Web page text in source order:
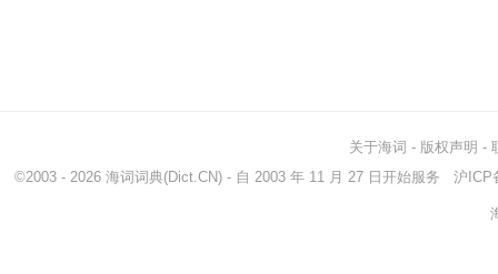
关于海词 - 版权声明 -
©2003 - 2026 海词词典(Dict.CN) - 自 2003 年 11 月 27 日开始服务 沪ICP